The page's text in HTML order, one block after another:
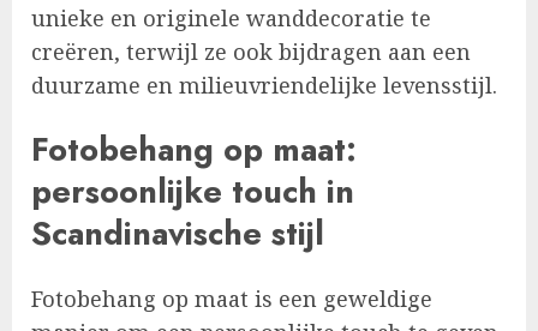
unieke en originele wanddecoratie te
creëren, terwijl ze ook bijdragen aan een
duurzame en milieuvriendelijke levensstijl.
Fotobehang op maat:
persoonlijke touch in
Scandinavische stijl
Fotobehang op maat is een geweldige